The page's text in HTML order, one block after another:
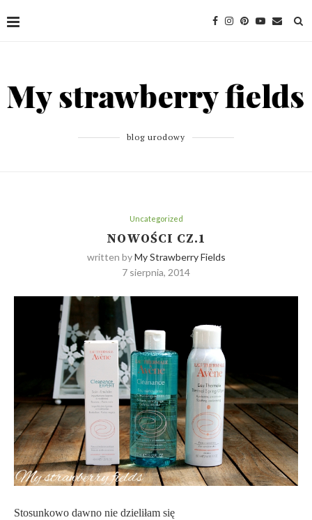
blog urodowy
Uncategorized
NOWOŚCI CZ.1
written byMy Strawberry Fields
7 sierpnia, 2014
Stosunkowo dawno nie dzieliłam się